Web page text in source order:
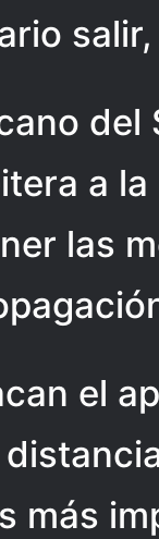
del
a
las
el
más